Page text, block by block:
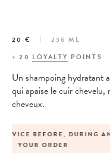
20 € 236 ML
+20 LOYALTY POINTS
Un shampoing hydratant
qui apaise le cuir
cheveux.
SAME-DAY